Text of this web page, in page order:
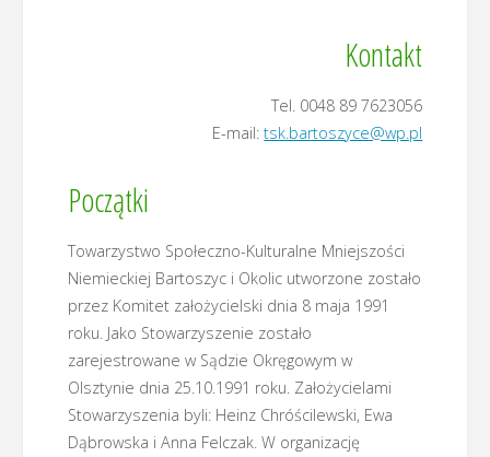
Kontakt
Tel. 0048 89 7623056
E-mail:tsk.bartoszyce@wp.pl
Początki
Towarzystwo Społeczno-Kulturalne Mniejszości
Niemieckiej Bartoszyc i Okolic utworzone zostało
przez Komitet założycielski dnia 8 maja 1991
roku. Jako Stowarzyszenie zostało
zarejestrowane w Sądzie Okręgowym w
Olsztynie dnia 25.10.1991 roku. Założycielami
Stowarzyszenia byli: Heinz Chróścilewski, Ewa
Dąbrowska i Anna Felczak. W organizację